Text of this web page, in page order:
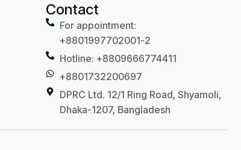
Contact
For appointment:
+8801997702001-2
Hotline: +8809666774411
+8801732200697
DPRC Ltd. 12/1 Ring Road, Shyamoli,
Dhaka-1207, Bangladesh